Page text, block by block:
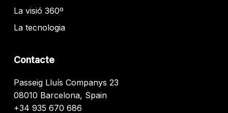
La visió 360º
La tecnologia
Contacte
Passeig Lluís Companys 23
08010 Barcelona, Spain
+34 935 670 686